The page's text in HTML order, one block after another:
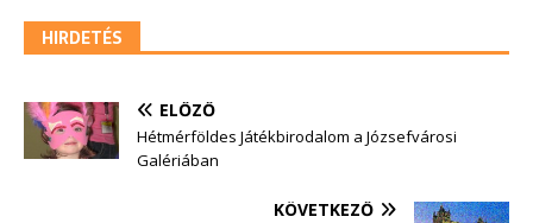
HIRDETÉS
ELŐZŐ
Hétmérföldes Játékbirodalom a Józsefvárosi
Galériában
KÖVETKEZŐ